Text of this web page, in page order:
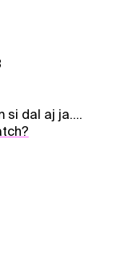
si dal aj ja....